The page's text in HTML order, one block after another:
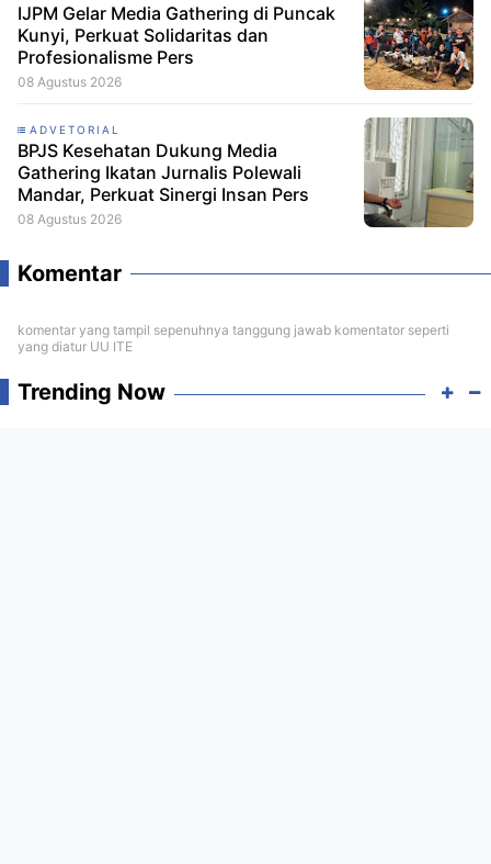
IJPM Gelar Media Gathering di Puncak
Kunyi, Perkuat Solidaritas dan
Profesionalisme Pers
08 Agustus 2026
ADVETORIAL
BPJS Kesehatan Dukung Media
Gathering Ikatan Jurnalis Polewali
Mandar, Perkuat Sinergi Insan Pers
08 Agustus 2026
Komentar
komentar yang tampil sepenuhnya tanggung jawab komentator seperti
yang diatur UU ITE
Trending Now